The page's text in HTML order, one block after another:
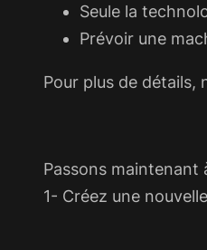
Seule la
Prévoir une
Pour plus de détails,
Passons maintenant
1- Créez une